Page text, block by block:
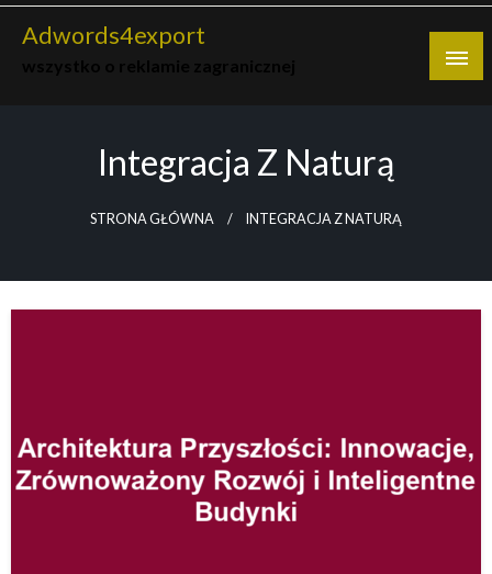
Skip
Adwords4export
Integracja Z Naturą
STRONA GŁÓWNA INTEGRACJA Z NATURĄ